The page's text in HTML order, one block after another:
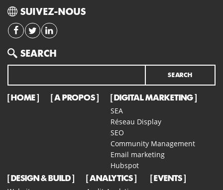
SUIVEZ-NOUS
SEARCH
Search
HOME A PROPOS DIGITAL MARKETING
SEA
Réseau Display
SEO
Community Management
Email marketing
Hubspot
DESIGN & BUILD ANALYTICS EVENTS